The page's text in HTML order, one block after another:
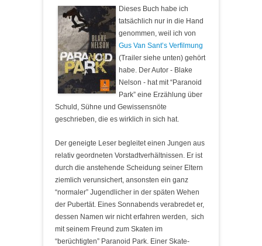
Dieses Buch habe ich
tatsächlich nur in die Hand
genommen, weil ich von
Gus Van Sant’s Verfilmung
(Trailer siehe unten) gehört
habe. Der Autor - Blake
Nelson - hat mit “Paranoid
Park” eine Erzählung über
Schuld, Sühne und Gewissensnöte
geschrieben, die es wirklich in sich hat.
Der geneigte Leser begleitet einen Jungen aus
relativ geordneten Vorstadtverhältnissen. Er ist
durch die anstehende Scheidung seiner Eltern
ziemlich verunsichert, ansonsten ein ganz
“normaler” Jugendlicher in der späten Wehen
der Pubertät. Eines Sonnabends verabredet er,
dessen Namen wir nicht erfahren werden, sich
mit seinem Freund zum Skaten im
“berüchtigten” Paranoid Park. Einer Skate-